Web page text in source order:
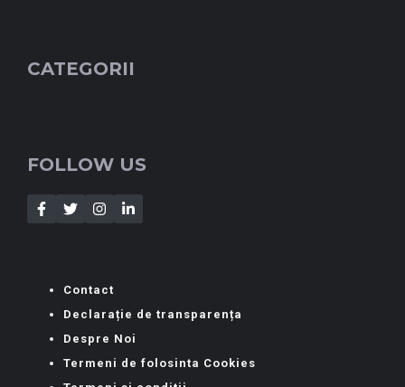
CATEGORII
FOLLOW US
Contact
Declarație de transparența
Despre Noi
Termeni de folosinta Cookies